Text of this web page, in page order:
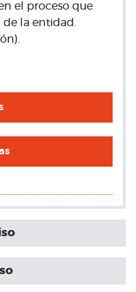
el proceso que
la entidad.